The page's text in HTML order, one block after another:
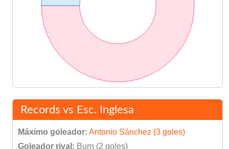
Records vs Esc. Inglesa
Máximo goleador: Antonio Sánchez (3 goles)
Goleador rival: Burn (2 goles)